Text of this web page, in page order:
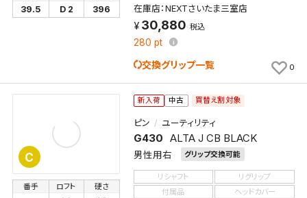
39.5 D 2 396 在庫店：NEXTさいたま三室店
30,880 税込
280 pt
交換グリップ一覧 0
C
新入荷 中古 買替え割対象
ピン ユーティリティ
G430 ALTA J CB BLACK
男性用右 グリップ交換可能
番手 ロフト 硬さ
リシャフト
リグリップ
付属品
ヘッドカバー
キャンセル